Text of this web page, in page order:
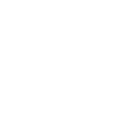
慶應義塾大学グ
博士課程教育リ